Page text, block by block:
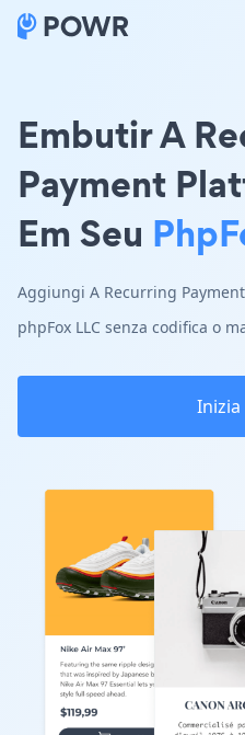
Embutir A
Payment
Em Seu
Aggiungi A Recurring
phpFox LLC senza codifica o